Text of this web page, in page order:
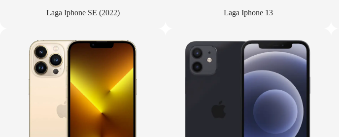
Laga Iphone SE (2022) Laga Iphone 13